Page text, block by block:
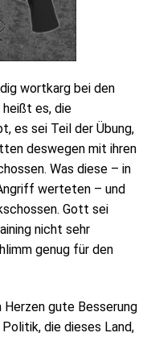
wortkarg bei den
heißt es, die
es sei Teil der Übung,
deswegen mit ihren
Was diese – in
werteten – und
Gott sei
nicht sehr
genug für den
Herzen gute Besserung
die dieses Land,